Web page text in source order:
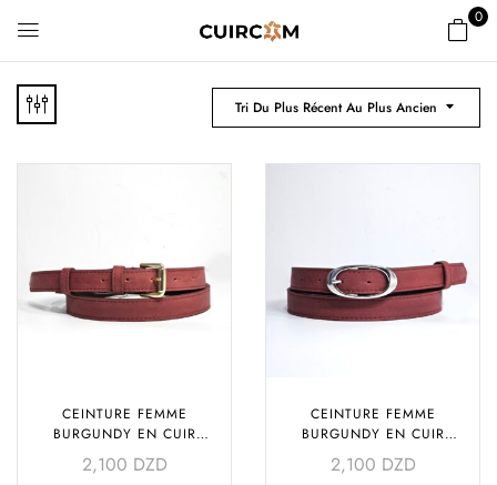
0
Tri Du Plus Récent Au Plus Ancien
CEINTURE FEMME
BURGUNDY EN CUIR
VÉRITABLE – BOUCLE DORÉE
2,100 DZD
CEINTURE FEMME
BURGUNDY EN CUIR
VÉRITABLE – BOUCLE
ARGENTÉE
2,100 DZD